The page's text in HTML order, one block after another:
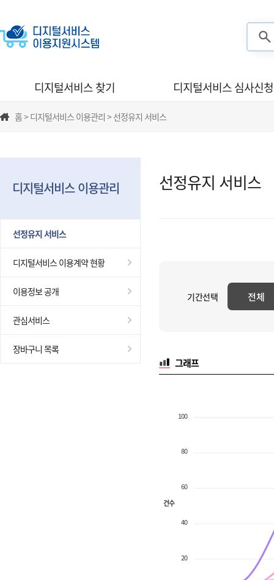
디지털서비스 찾기 디지털서비스 심사신청
홈 > 디지털서비스 이용관리 > 선정유지 서비스
디지털서비스 이용관리
선정유지 서비스
디지털서비스 이용계약 현황
이용정보 공개
관심서비스
장바구니 목록
선정유지 서비스
기간선택 전체
그래프
100
80
60
40
20
건수